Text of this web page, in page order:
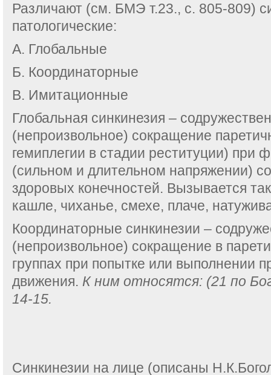
Различают (см. БМЭ т.23., с. 805-809)
патологические:
А. Глобальные
Б. Координаторные
В. Имитационные
Глобальная синкинезия –
(непроизвольное) сокращение
гемиплегии в стадии реституции) при
(сильном и длительном напряжении)
здоровых конечностей. Вызывается
кашле, чиханье, смехе, плаче,
Координаторные синкинезии –
(непроизвольное) сокращение в
группах при попытке или выполнении
движения. К ним относятся: (21 по
14-15.
Синкинезии на лице (описаны